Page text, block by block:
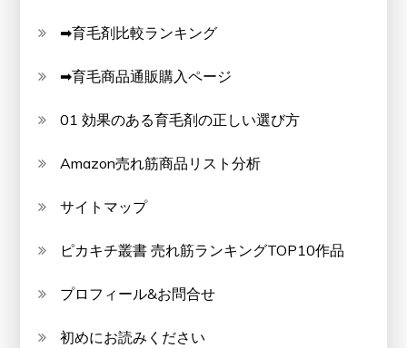
➡育毛剤比較ランキング
➡育毛商品通販購入ページ
01 効果のある育毛剤の正しい選び方
Amazon売れ筋商品リスト分析
サイトマップ
ピカキチ叢書 売れ筋ランキングTOP10作品
プロフィール&お問合せ
初めにお読みください